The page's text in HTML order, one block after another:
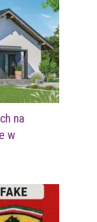
na
w